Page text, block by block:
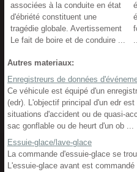
associées à la conduite en état
d'ébriété constituent une
tragédie globale. Avertissement
Le fait de boire et de conduire ...
Autres materiaux:
Enregistreurs de données
Ce véhicule est équipé d'un
(edr). L'objectif principal d'un edr
situations d'accident ou de quasi-
sac gonflable ou de heurt d'un ob ...
Essuie-glace/lave-glace
La commande d'essuie-glace se
L'essuie-glace avant est